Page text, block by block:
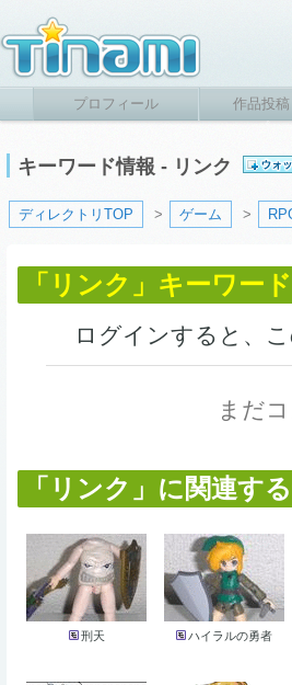
プロフィール 作品投
キーワード情報 - リンク
ディレクトリTOP > ゲーム >
「リンク」キーワー
ログインすると、
まだ
「リンク」に関連す
刑天 ハイラルの勇者